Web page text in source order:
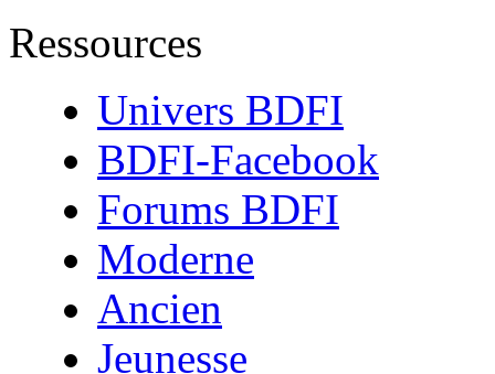
Ressources
Univers BDFI
BDFI-Facebook
Forums BDFI
Moderne
Ancien
Jeunesse